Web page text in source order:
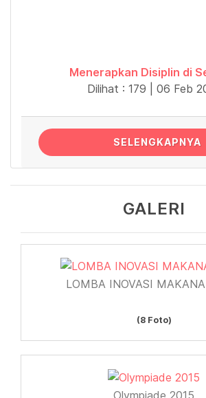
Menerapkan Disiplin di
Dilihat : 179 | 06 Feb
SELENGKAPNYA
GALERI
LOMBA INOVASI
(8 Foto)
Olympiade 2015